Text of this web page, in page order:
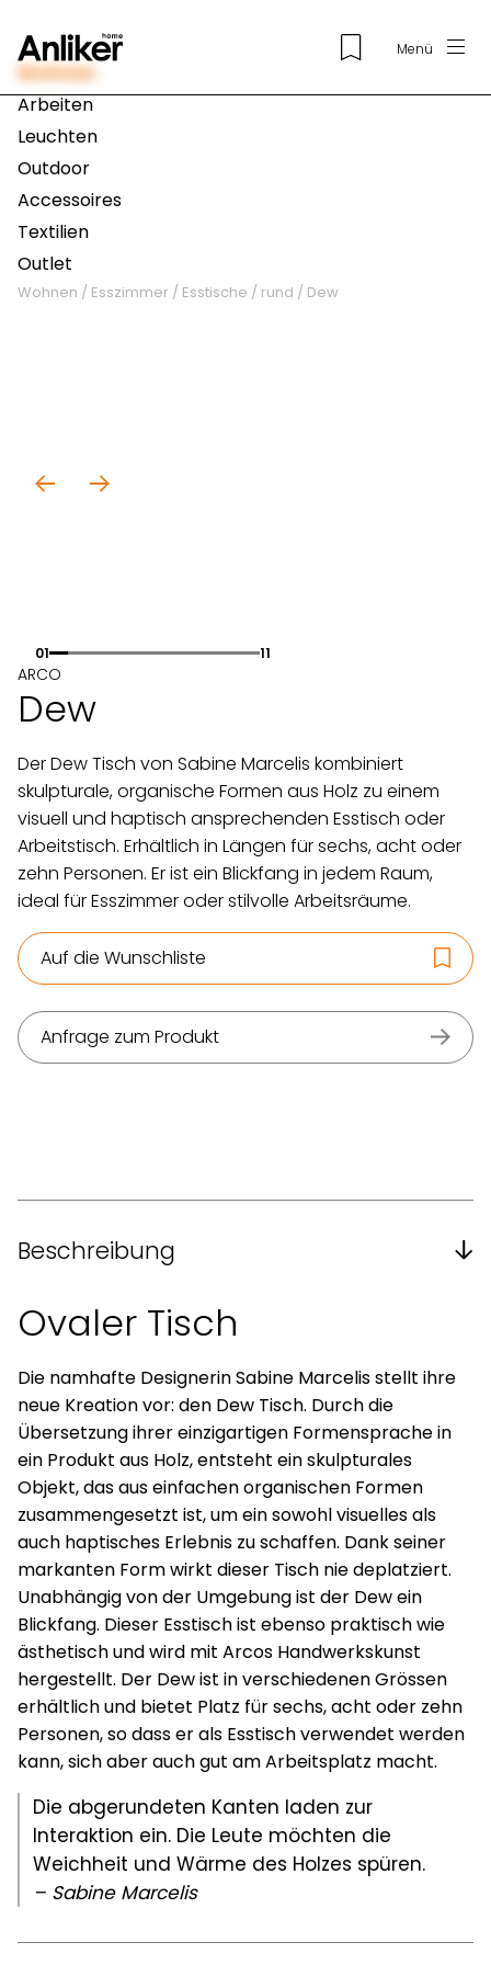
Menü
Wohnen
Arbeiten
Leuchten
Outdoor
Accessoires
Textilien
Outlet
Wohnen / Esszimmer / Esstische / rund / Dew
01 11
ARCO
Dew
Der Dew Tisch von Sabine Marcelis kombiniert
skulpturale, organische Formen aus Holz zu einem
visuell und haptisch ansprechenden Esstisch oder
Arbeitstisch. Erhältlich in Längen für sechs, acht oder
zehn Personen. Er ist ein Blickfang in jedem Raum,
ideal für Esszimmer oder stilvolle Arbeitsräume.
Auf die Wunschliste
Anfrage zum Produkt
Beschreibung
Ovaler Tisch
Die namhafte Designerin Sabine Marcelis stellt ihre
neue Kreation vor: den Dew Tisch. Durch die
Übersetzung ihrer einzigartigen Formensprache in
ein Produkt aus Holz, entsteht ein skulpturales
Objekt, das aus einfachen organischen Formen
zusammengesetzt ist, um ein sowohl visuelles als
auch haptisches Erlebnis zu schaffen. Dank seiner
markanten Form wirkt dieser Tisch nie deplatziert.
Unabhängig von der Umgebung ist der Dew ein
Blickfang. Dieser Esstisch ist ebenso praktisch wie
ästhetisch und wird mit Arcos Handwerkskunst
hergestellt. Der Dew ist in verschiedenen Grössen
erhältlich und bietet Platz für sechs, acht oder zehn
Personen, so dass er als Esstisch verwendet werden
kann, sich aber auch gut am Arbeitsplatz macht.
Die abgerundeten Kanten laden zur
Interaktion ein. Die Leute möchten die
Weichheit und Wärme des Holzes spüren.
– Sabine Marcelis